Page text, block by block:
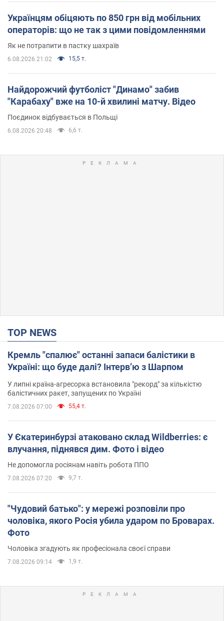
Українцям обіцяють по 850 грн від мобільних
операторів: що не так з цими повідомленнями
Як не потрапити в пастку шахраїв
6.08.2026 21:02 15,5 т.
Найдорожчий футболіст "Динамо" забив
"Карабаху" вже на 10-й хвилині матчу. Відео
Поєдинок відбувається в Польщі
6.08.2026 20:48 6,6 т.
TOP NEWS
Кремль "спалює" останні запаси балістики в
Україні: що буде далі? Інтерв’ю з Шарпом
У липні країна-агресорка встановила "рекорд" за кількістю
балістичних ракет, запущених по Україні
7.08.2026 07:00 55,4 т.
У Єкатеринбурзі атаковано склад Wildberries: є
влучання, піднявся дим. Фото і відео
Не допомогла росіянам навіть робота ППО
7.08.2026 07:20 9,7 т.
"Чудовий батько": у мережі розповіли про
чоловіка, якого Росія убила ударом по Броварах.
Фото
Чоловіка згадують як професіонала своєї справи
7.08.2026 09:14 1,9 т.